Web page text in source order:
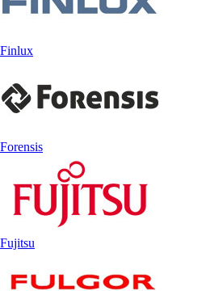
Finlux
Forensis
Fujitsu